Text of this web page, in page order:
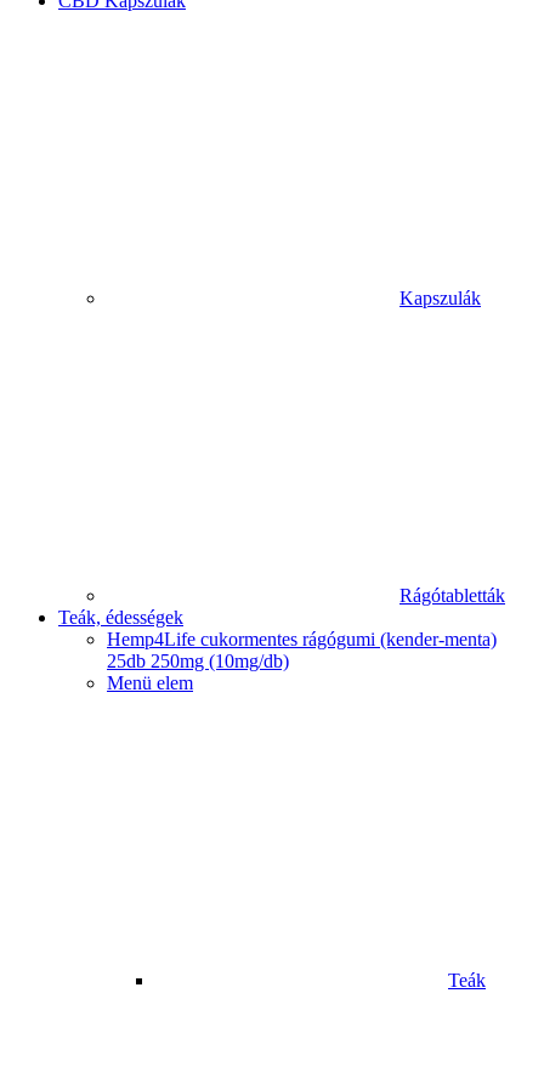
Kapszulák
Rágótabletták
Teák, édességek
Hemp4Life cukormentes rágógumi (kender-menta)
25db 250mg (10mg/db)
Menü elem
Teák